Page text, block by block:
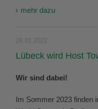
mehr dazu
28.01.2022
Lübeck wird Host
Wir sind dabei!
Im Sommer 2023 finden